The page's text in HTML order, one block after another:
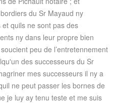
du Sr Mayaud ny
quils ne sont pas des
ny dans leur propre bien
peu de l’entretennement
des successeurs du Sr
mes successeurs il ny a
ne peut passer les bornes de
je luy ay tenu teste et me suis